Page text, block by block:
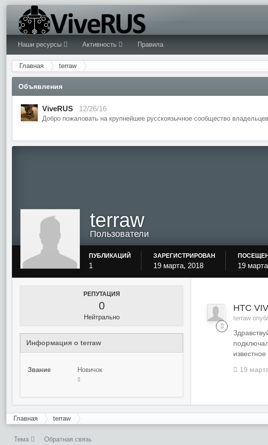
Наши ресурсы Активность Правила
Главная terraw
Объявления
ViveRUS 12/26/16
Добро пожаловать на крупнейшее русскоязычное сообщество
terraw
Пользователи
ПУБЛИКАЦИЙ
1
ЗАРЕГИСТРИРОВАН
19 марта, 2018 19
РЕПУТАЦИЯ
0
Нейтрально
Информация о terraw
Звание Новичок
HTC
terraw
19
Главная terraw
Тема Обратная связь